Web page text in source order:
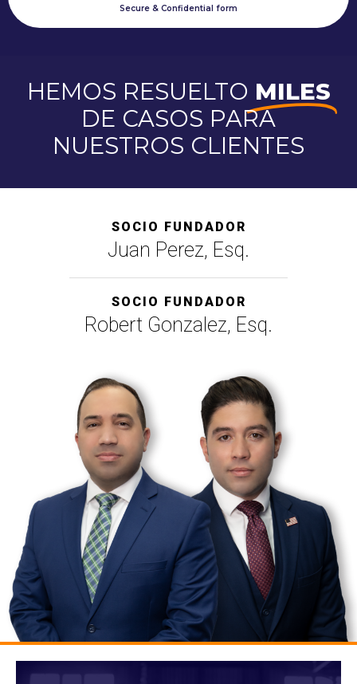
Secure & Confidential form
HEMOS RESUELTO MILES
DE CASOS PARA
NUESTROS CLIENTES
SOCIO FUNDADOR
Juan Perez, Esq.
SOCIO FUNDADOR
Robert Gonzalez, Esq.